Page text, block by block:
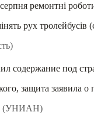
ремонтні
рух тролейбусів
содержание под
защита заявила о
(УНИАН)